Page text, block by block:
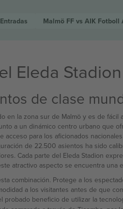
Entradas Malmö FF vs AIK Fotboll
Eleda Stadion
de clase
en la zona sur de Malmö y es de
a un dinámico centro urbano que
acceso para los aficionados
de 22.500 asientos ha sido
Cada parte del Eleda Stadion
atractivo aspecto se encuentra
combinación. Protege a los
a los visitantes antes de que
probado beneficio de utilizar la